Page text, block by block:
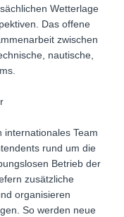
Wetterlage
Das offene
zwischen
nautische,
internationales Team
rund um die
Betrieb der
zusätzliche
organisieren
So werden neue